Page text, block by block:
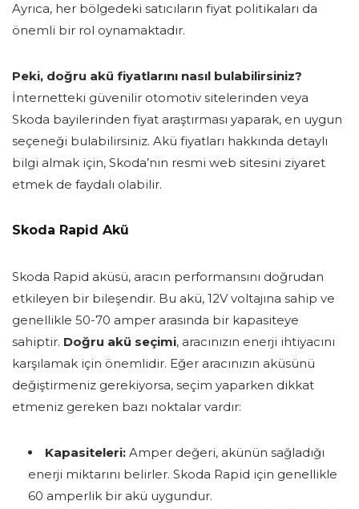
Ayrıca, her bölgedeki satıcıların fiyat politikaları da
önemli bir rol oynamaktadır.
Peki, doğru akü fiyatlarını nasıl bulabilirsiniz?
İnternetteki güvenilir otomotiv sitelerinden veya
Skoda bayilerinden fiyat araştırması yaparak, en uygun
seçeneği bulabilirsiniz. Akü fiyatları hakkında detaylı
bilgi almak için, Skoda’nın resmi web sitesini ziyaret
etmek de faydalı olabilir.
Skoda Rapid Akü
Skoda Rapid aküsü, aracın performansını doğrudan
etkileyen bir bileşendir. Bu akü, 12V voltajına sahip ve
genellikle 50-70 amper arasında bir kapasiteye
sahiptir. Doğru akü seçimi, aracınızın enerji ihtiyacını
karşılamak için önemlidir. Eğer aracınızın aküsünü
değiştirmeniz gerekiyorsa, seçim yaparken dikkat
etmeniz gereken bazı noktalar vardır:
Kapasiteleri: Amper değeri, akünün sağladığı
enerji miktarını belirler. Skoda Rapid için genellikle
60 amperlik bir akü uygundur.